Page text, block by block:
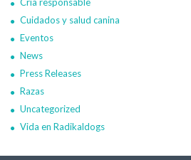
Cría responsable
Cuidados y salud canina
Eventos
News
Press Releases
Razas
Uncategorized
Vida en Radikaldogs